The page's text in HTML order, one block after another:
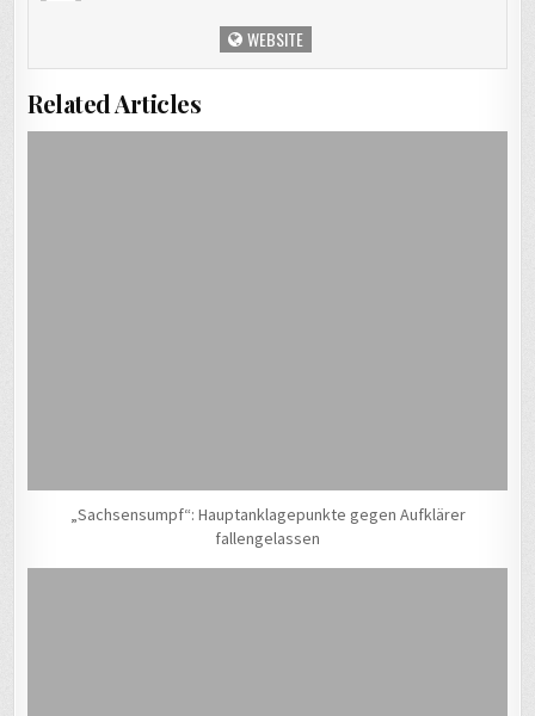
WEBSITE
Related Articles
„Sachsensumpf“: Hauptanklagepunkte gegen Aufklärer
fallengelassen